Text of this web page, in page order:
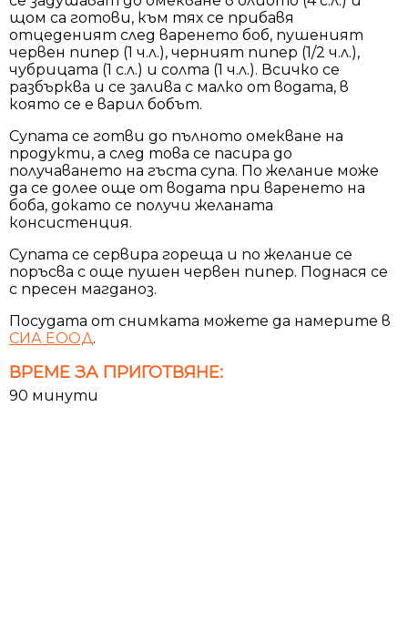
щом са готови, към тях се прибавя
отцеденият след варенето боб, пушеният
червен пипер (1 ч.л.), черният пипер (1/2 ч.л.),
чубрицата (1 с.л.) и солта (1 ч.л.). Всичко се
разбърква и се залива с малко от водата, в
която се е варил бобът.
Супата се готви до пълното омекване на
продукти, а след това се пасира до
получаването на гъста супа. По желание може
да се долее още от водата при варенето на
боба, докато се получи желаната
консистенция.
Супата се сервира гореща и по желание се
поръсва с още пушен червен пипер. Поднася се
с пресен магданоз.
Посудата от снимката можете да намерите в
СИА ЕООД.
ВРЕМЕ ЗА ПРИГОТВЯНЕ:
90 минути